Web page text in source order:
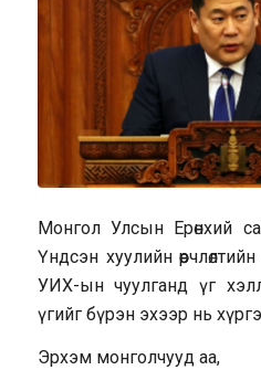
Монгол Улсын Ерөнхий
Үндсэн хуулийн
УИХ-ын чуулганд үг
үгийг бүрэн эхээр нь
Эрхэм монголчууд аа,